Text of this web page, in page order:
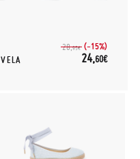
28,95€ (-15%)
24,60€